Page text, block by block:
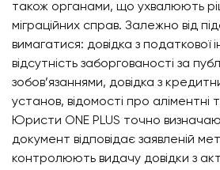
також органами, що ухвалюють
міграційних справ. Залежно від
вимагатися: довідка з податкової
відсутність заборгованості за
зобов’язаннями, довідка з
установ, відомості про аліментні
Юристи ONE PLUS точно
документ відповідає заявленій
контролюють видачу довідки з